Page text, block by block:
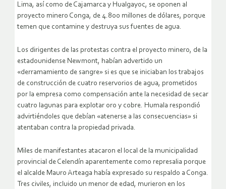
Lima, así como de Cajamarca y Hualgayoc, se oponen al
proyecto minero Conga, de 4.800 millones de dólares, porque
temen que contamine y destruya sus fuentes de agua.
Los dirigentes de las protestas contra el proyecto minero, de la
estadounidense Newmont, habían advertido un
«derramamiento de sangre» si es que se iniciaban los trabajos
de construcción de cuatro reservorios de agua, prometidos
por la empresa como compensación ante la necesidad de secar
cuatro lagunas para explotar oro y cobre. Humala respondió
advirtiéndoles que debían «atenerse a las consecuencias» si
atentaban contra la propiedad privada.
Miles de manifestantes atacaron el local de la municipalidad
provincial de Celendín aparentemente como represalia porque
el alcalde Mauro Arteaga había expresado su respaldo a Conga.
Tres civiles, incluido un menor de edad, murieron en los